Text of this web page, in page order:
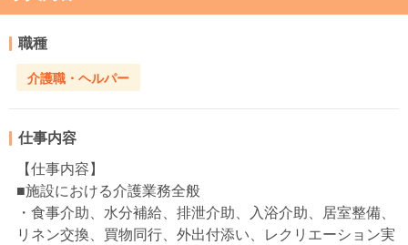
職種
介護職・ヘルパー
仕事内容
【仕事内容】
■施設における介護業務全般
・食事介助、水分補給、排泄介助、入浴介助、居室整備、
リネン交換、買物同行、外出付添い、レクリエーション実